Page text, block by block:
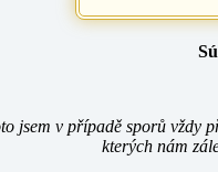
jsem v případě sporů
kterých nám